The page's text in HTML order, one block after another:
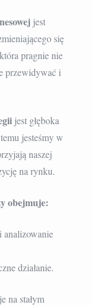
jest
się
pragnie nie
przewidywać i
jest głęboka
jesteśmy w
naszej
na rynku.
obejmuje:
analizowanie
działanie.
na stałym